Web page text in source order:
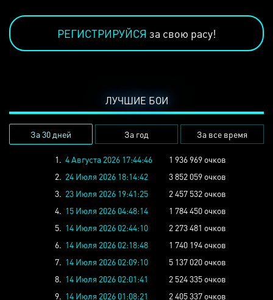
РЕГИСТРИРУЙСЯ за свою расу!
ЛУЧШИЕ БОИ
За 30 дней За год За все время
1. 4 Августа 2026 17:44:46
1 936 969 очков
2. 24 Июля 2026 18:14:42
3 852 059 очков
3. 23 Июля 2026 19:41:25
2 457 532 очков
4. 15 Июля 2026 04:48:14
1 784 450 очков
5. 14 Июля 2026 02:44:10
2 273 481 очков
6. 14 Июля 2026 02:18:48
1 740 194 очков
7. 14 Июля 2026 02:09:10
5 137 020 очков
8. 14 Июля 2026 02:01:41
2 524 335 очков
9. 14 Июля 2026 01:08:21 2 405 337 очков